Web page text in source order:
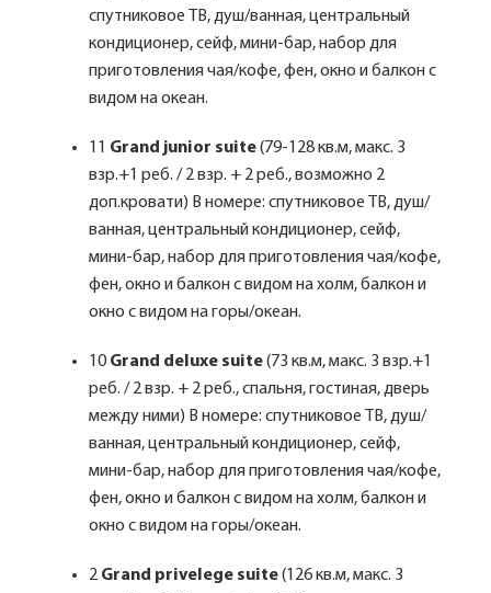
спутниковое ТВ, душ/ванная, центральный
кондиционер, сейф, мини-бар, набор для
приготовления чая/кофе, фен, окно и балкон с
видом на океан.
11 Grand junior suite(79-128 кв.м, макс. 3
взр.+1 реб. / 2 взр. + 2 реб., возможно 2
доп.кровати) В номере: спутниковое ТВ, душ/
ванная, центральный кондиционер, сейф,
мини-бар, набор для приготовления чая/кофе,
фен, окно и балкон с видом на холм, балкон и
окно с видом на горы/океан.
10 Grand deluxe suite(73 кв.м, макс. 3 взр.+1
реб. / 2 взр. + 2 реб., спальня, гостиная, дверь
между ними) В номере: спутниковое ТВ, душ/
ванная, центральный кондиционер, сейф,
мини-бар, набор для приготовления чая/кофе,
фен, окно и балкон с видом на холм, балкон и
окно с видом на горы/океан.
2 Grand privelege suite(126 кв.м, макс. 3